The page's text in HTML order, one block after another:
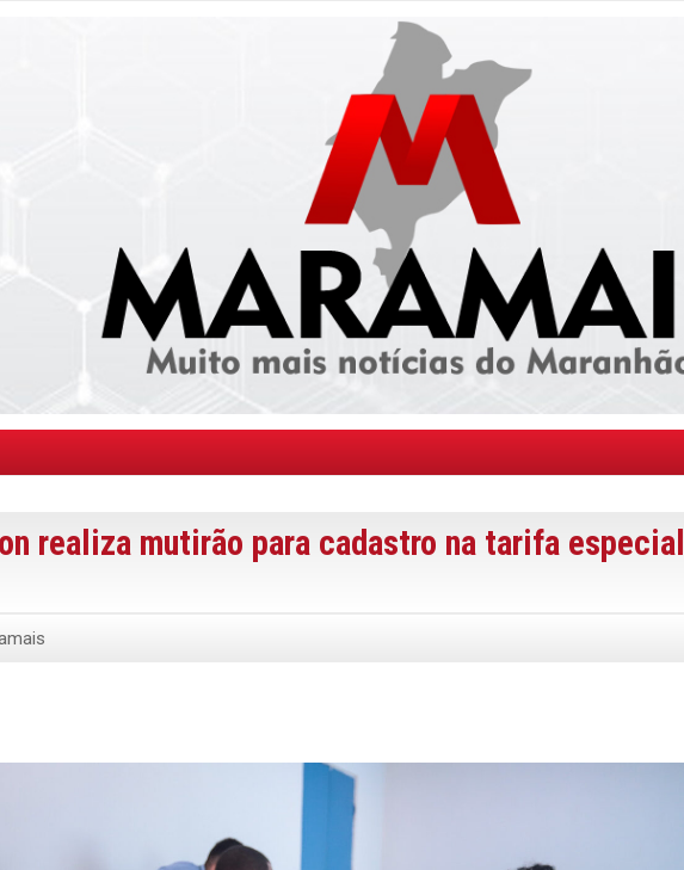
realiza mutirão para cadastro na tarifa especial